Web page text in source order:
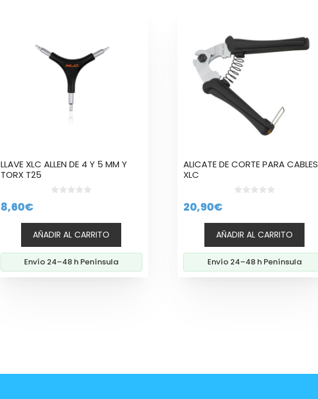
LLAVE XLC ALLEN DE 4 Y 5 MM Y
TORX T25
5
8,60€
AÑADIR AL CARRITO
Envío 24–48 h Península
ALICATE DE CORTE PARA CABLES
XLC
5
20,90€
AÑADIR AL CARRITO
Envío 24–48 h Península